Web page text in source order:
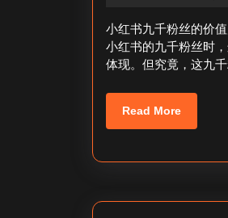
7
月
18
日
小红书九千粉丝的价
小红书的九千粉丝时
体现。但究竟，这九
Read MoreRead
More